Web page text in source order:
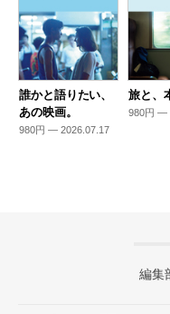
誰かと語りたい、
あの映画。
980円 — 2026.07.17
旅と、
980円 —
編集